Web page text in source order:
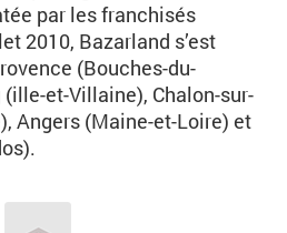
par les franchisés
2010, Bazarland s’est
(Bouches-du-
et-Villaine), Chalon-sur-
Angers (Maine-et-Loire) et